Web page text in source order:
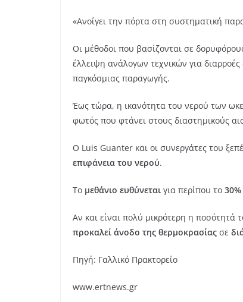
«Ανοίγει την πόρτα στη συστηματική
Οι μέθοδοι που βασίζονται σε
έλλειψη ανάλογων τεχνικών για
παγκόσμιας παραγωγής.
Έως τώρα, η ικανότητα του νερού των
φωτός που φτάνει στους διαστημικούς
Ο Luis Guanter και οι συνεργάτες του
επιφάνεια του νερού.
Το μεθάνιο ευθύνεται για περίπου το
Αν και είναι πολύ μικρότερη η
προκαλεί άνοδο της θερμοκρασίας σε
Πηγή: Γαλλικό Πρακτορείο
www.ertnews.gr